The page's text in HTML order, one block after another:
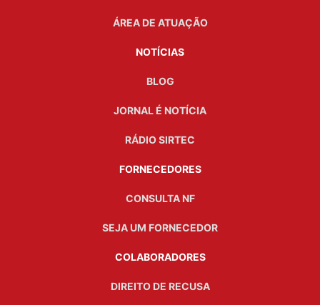
ÁREA DE ATUAÇÃO
NOTÍCIAS
BLOG
JORNAL É NOTÍCIA
RÁDIO SIRTEC
FORNECEDORES
CONSULTA NF
SEJA UM FORNECEDOR
COLABORADORES
DIREITO DE RECUSA